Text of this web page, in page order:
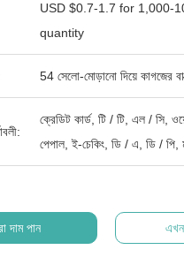
USD $0.7-1.7 for 1,000-
quantity
54 সেলো-মোড়ানো দিয়ে কাগজের
ক্রেডিট কার্ড, টি / টি, এল / সি,
পেপাল, ই-চেকিং, ডি / এ, ডি / পি,
দাম পান